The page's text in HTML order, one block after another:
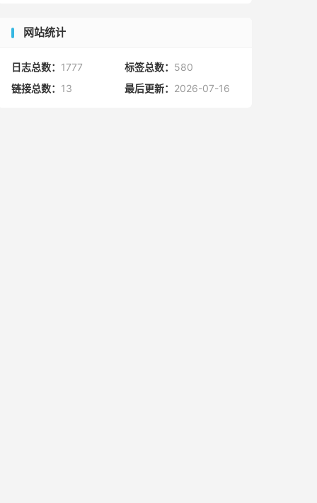
网站统计
日志总数： 1777 标签总数： 580
链接总数： 13 最后更新： 2026-07-16